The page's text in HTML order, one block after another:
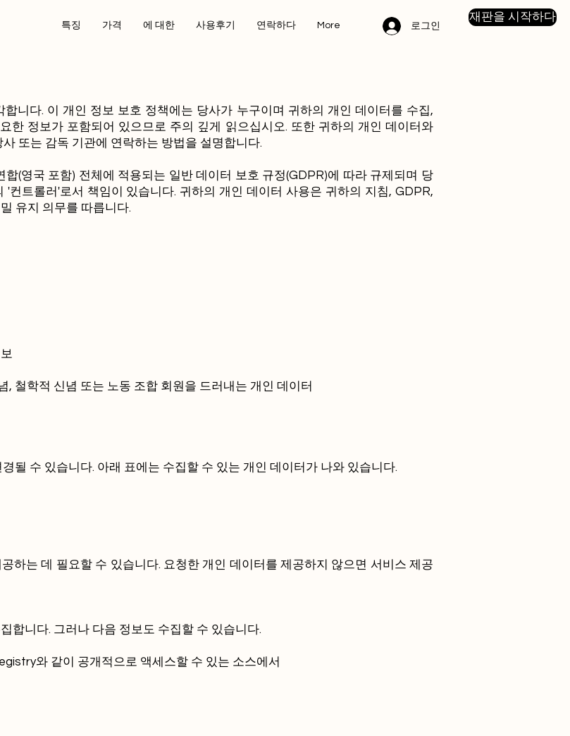
특징 가격 에 대한 사용후기 연락하다 More 로그인
재판을 시작하다
니다. 이 개인 정보 보호 정책에는 당사가 누구이며 귀하의 개인 데이터를 수집,
한 정보가 포함되어 있으므로 주의 깊게 읽으십시오. 또한 귀하의 개인 데이터와
또는 감독 기관에 연락하는 방법을 설명합니다.
(영국 포함) 전체에 적용되는 일반 데이터 보호 규정(GDPR)에 따라 규제되며 당
컨트롤러'로서 책임이 있습니다. 귀하의 개인 데이터 사용은 귀하의 지침, GDPR,
유지 의무를 따릅니다.
, 철학적 신념 또는 노동 조합 회원을 드러내는 개인 데이터
될 수 있습니다. 아래 표에는 수집할 수 있는 개인 데이터가 나와 있습니다.
하는 데 필요할 수 있습니다. 요청한 개인 데이터를 제공하지 않으면 서비스 제공
합니다. 그러나 다음 정보도 수집할 수 있습니다.
와 같이 공개적으로 액세스할 수 있는 소스에서